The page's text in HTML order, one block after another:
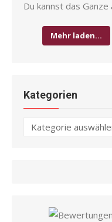
Mehr laden…
Kategorien
Kategorien